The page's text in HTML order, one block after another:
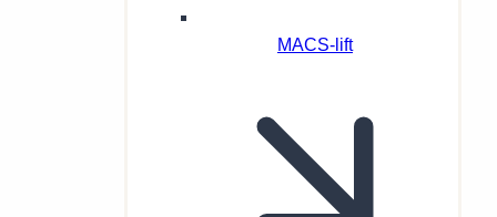
MACS-lift